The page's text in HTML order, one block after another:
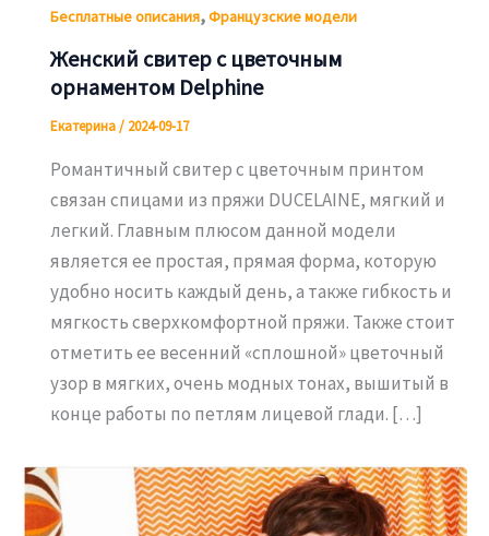
Бесплатные описания,Французские модели
Женский свитер с цветочным
орнаментом Delphine
Екатерина/ 2024-09-17
Романтичный свитер с цветочным принтом
связан спицами из пряжи DUCELAINE, мягкий и
легкий. Главным плюсом данной модели
является ее простая, прямая форма, которую
удобно носить каждый день, а также гибкость и
мягкость сверхкомфортной пряжи. Также стоит
отметить ее весенний «сплошной» цветочный
узор в мягких, очень модных тонах, вышитый в
конце работы по петлям лицевой глади. […]